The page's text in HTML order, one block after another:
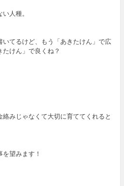
人種。
てるけど、もう「あきたけん」で広
けん」で良くね？
みじゃなくて大切に育ててくれると
望みます！